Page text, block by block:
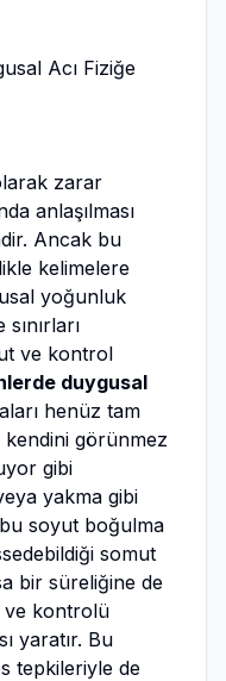
Acı Fiziğe
zarar
anlaşılması
Ancak bu
kelimelere
yoğunluk
ve kontrol
duygusal
henüz tam
görünmez
gibi
yakma gibi
soyut boğulma
somut
bir süreliğine de
ve kontrolü
yaratır. Bu
tepkileriyle de